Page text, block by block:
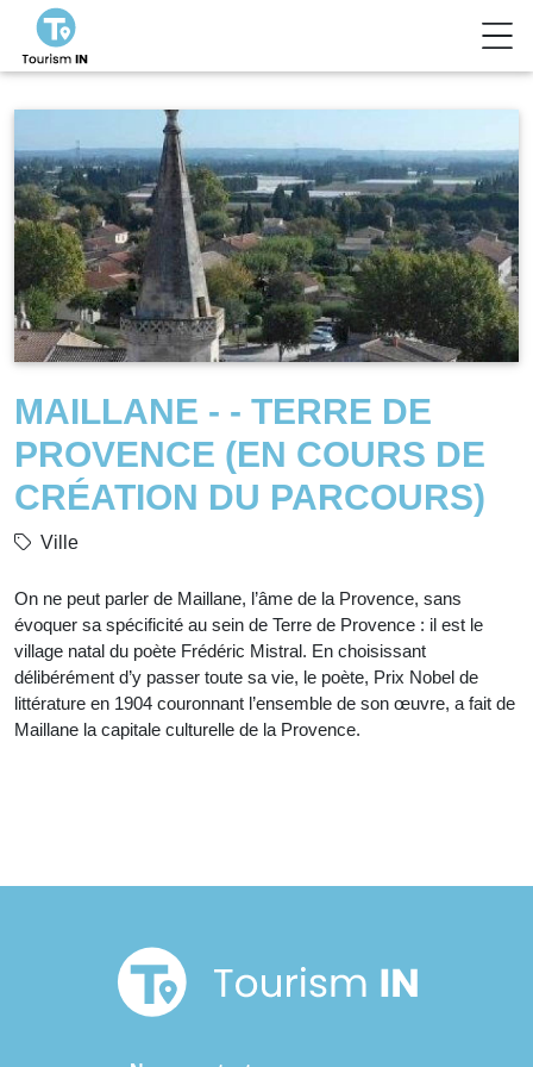
MAILLANE - - TERRE DE
PROVENCE (EN COURS DE
CRÉATION DU PARCOURS)
Ville
On ne peut parler de Maillane, l’âme de la Provence, sans
évoquer sa spécificité au sein de Terre de Provence : il est le
village natal du poète Frédéric Mistral. En choisissant
délibérément d’y passer toute sa vie, le poète, Prix Nobel de
littérature en 1904 couronnant l’ensemble de son œuvre, a fait de
Maillane la capitale culturelle de la Provence.